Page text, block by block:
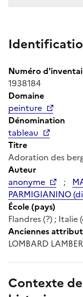
Numéro
1938184
Domaine
peinture
Dénomination
tableau
Titre
Adoration des
Auteur
anonyme
;
PARMIGIANINO
École (pays)
Flandres (?) ; Italie
Anciennes
LOMBARD
Contexte